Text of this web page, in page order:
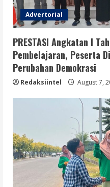
Advertorial
PRESTASI Angkatan I
Pembelajaran, Peserta
Perubahan Demokrasi
Redaksiintel August 7,